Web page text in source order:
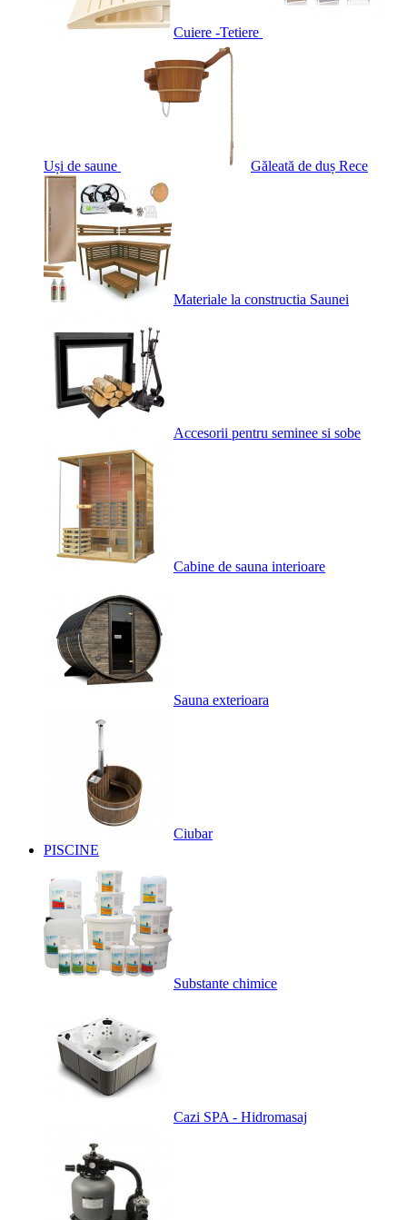
Cuiere -Tetiere
Uși de saune Găleată de duș Rece
Materiale la constructia Saunei
Accesorii pentru seminee si sobe
Cabine de sauna interioare
Sauna exterioara
Ciubar
PISCINE
Substante chimice
Cazi SPA - Hidromasaj